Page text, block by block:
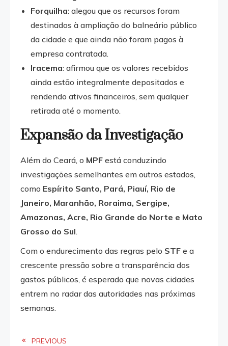
Forquilha: alegou que os recursos foram
destinados à ampliação do balneário público
da cidade e que ainda não foram pagos à
empresa contratada.
Iracema: afirmou que os valores recebidos
ainda estão integralmente depositados e
rendendo ativos financeiros, sem qualquer
retirada até o momento.
Expansão da Investigação
Além do Ceará, o MPF está conduzindo
investigações semelhantes em outros estados,
como Espírito Santo, Pará, Piauí, Rio de
Janeiro, Maranhão, Roraima, Sergipe,
Amazonas, Acre, Rio Grande do Norte e Mato
Grosso do Sul.
Com o endurecimento das regras pelo STF e a
crescente pressão sobre a transparência dos
gastos públicos, é esperado que novas cidades
entrem no radar das autoridades nas próximas
semanas.
PREVIOUS